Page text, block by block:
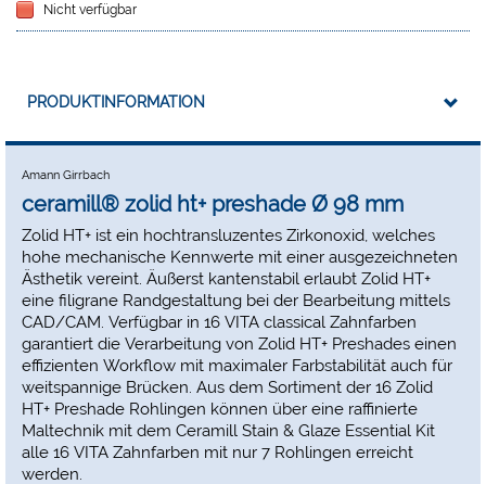
garantiert die Verarbeitung von Zolid HT+ Preshades einen
mit dem Ceramill Stain & Glaze Essential Kit alle 16 VITA
Nicht verfügbar
PRODUKTINFORMATION
Amann Girrbach
ceramill® zolid ht+ preshade Ø 98 mm
Zolid HT+ ist ein hochtransluzentes Zirkonoxid, welches
hohe mechanische Kennwerte mit einer ausgezeichneten
Ästhetik vereint. Äußerst kantenstabil erlaubt Zolid HT+
eine filigrane Randgestaltung bei der Bearbeitung mittels
CAD/CAM. Verfügbar in 16 VITA classical Zahnfarben
garantiert die Verarbeitung von Zolid HT+ Preshades einen
effizienten Workflow mit maximaler Farbstabilität auch für
weitspannige Brücken. Aus dem Sortiment der 16 Zolid
HT+ Preshade Rohlingen können über eine raffinierte
Maltechnik mit dem Ceramill Stain & Glaze Essential Kit
alle 16 VITA Zahnfarben mit nur 7 Rohlingen erreicht
werden.